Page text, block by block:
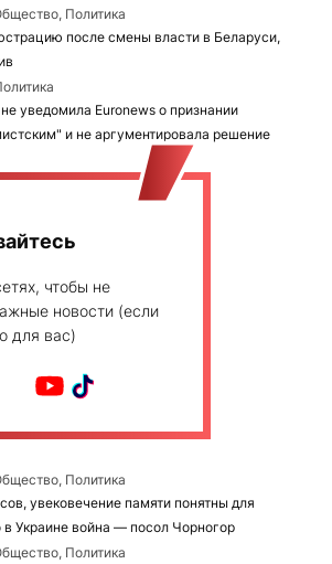
Политика
после смены власти в Беларуси,
уведомила Euronews о признании
и не аргументировала решение
чтобы не
новости (если
для вас)
Политика
увековечение памяти понятны для
Украине война — посол Чорногор
Политика